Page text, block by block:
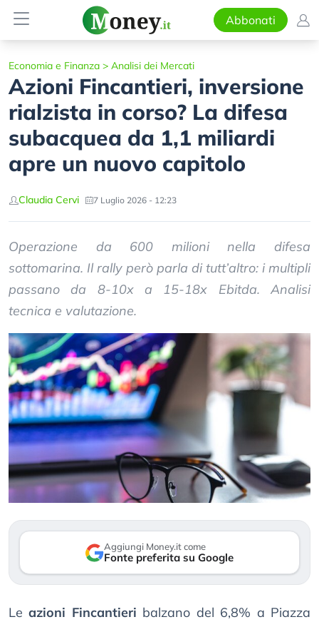
Abbonati
Economia e Finanza > Analisi dei Mercati
Azioni Fincantieri, inversione
rialzista in corso? La difesa
subacquea da 1,1 miliardi
apre un nuovo capitolo
Claudia Cervi 7 Luglio 2026 - 12:23
Operazione da 600 milioni nella difesa
sottomarina. Il rally però parla di tutt’altro: i multipli
passano da 8-10x a 15-18x Ebitda. Analisi
tecnica e valutazione.
Aggiungi Money.it come
Fonte preferita su Google
Leazioni Fincantieri balzano del 6,8% a Piazza